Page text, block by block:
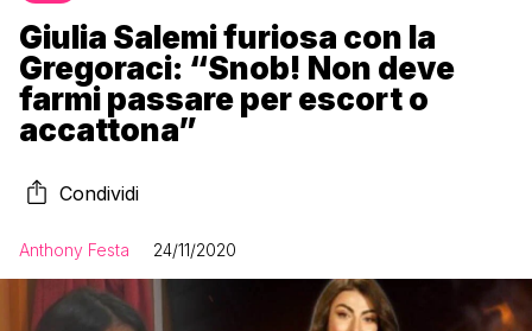
Giulia Salemi furiosa con la
Gregoraci: “Snob! Non deve
farmi passare per escort o
accattona”
Condividi
Anthony Festa 24/11/2020